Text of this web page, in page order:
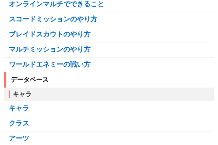
オンラインマルチでできること
スコードミッションのやり方
ブレイドスカウトのやり方
マルチミッションのやり方
ワールドエネミーの戦い方
データベース
キャラ
キャラ
クラス
アーツ